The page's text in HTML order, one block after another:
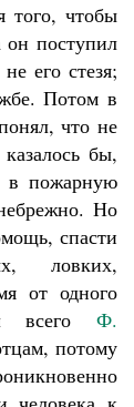
того, чтобы
поступил
его стезя;
Потом в
что не
бы,
в пожарную
Но
спасти
ловких,
от одного
всего Ф.
потому